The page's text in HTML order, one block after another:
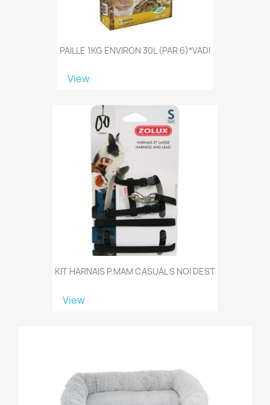
PAILLE 1KG ENVIRON 30L (PAR 6)*VADI
View
KIT HARNAIS P.MAM CASUAL S NOI DEST
View